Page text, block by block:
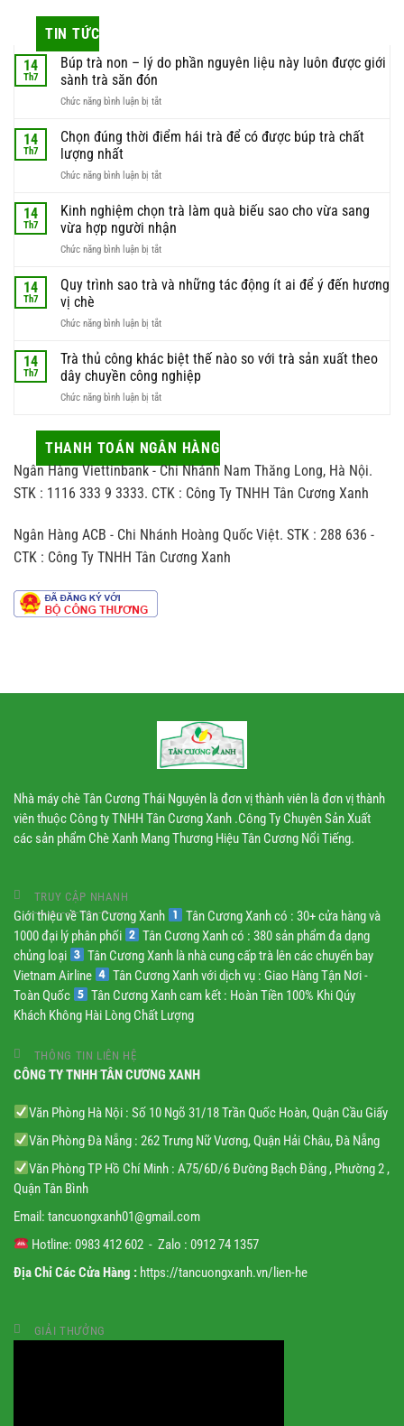
TIN TỨC
14
Th7
Búp trà non – lý do phần nguyên liệu này luôn được giới
sành trà săn đón
Chức năng bình luận bị tắtở
trà
lý
phần
nguyên
liệu
này
được
đón
14
Th7
Chọn đúng thời điểm hái trà để có được búp trà chất
lượng nhất
Chức năng bình luận bị tắtở
đúng
thời
điểm
hái
để
búp
chất
lượng
14
Th7
Kinh nghiệm chọn trà làm quà biếu sao cho vừa sang
vừa hợp người nhận
Chức năng bình luận bị tắtở
nghiệm
làm
biếu
sao
cho
vừa
vừa
hợp
người
nhận
14
Th7
Quy trình sao trà và những tác động ít ai để ý đến hương
vị chè
Chức năng bình luận bị tắtở
trình
trà
và
tác
động
ai
để
hương
vị
14
Th7
Trà thủ công khác biệt thế nào so với trà sản xuất theo
dây chuyền công nghiệp
Chức năng bình luận bị tắtở
công
biệt
thế
với
trà
sản
THANH TOÁN NGÂN HÀNG
Ngân Hàng Viettinbank - Chi Nhánh Nam Thăng Long, Hà Nội.
STK : 1116 333 9 3333. CTK : Công Ty TNHH Tân Cương Xanh
Ngân Hàng ACB - Chi Nhánh Hoàng Quốc Việt. STK : 288 636 -
CTK : Công Ty TNHH Tân Cương Xanh
Nhà máy chè Tân Cương Thái Nguyên là đơn vị thành viên là đơn vị thành
viên thuộc Công ty TNHH Tân Cương Xanh .Công Ty Chuyên Sản Xuất
các sản phẩm Chè Xanh Mang Thương Hiệu Tân Cương Nổi Tiếng.
TRUY CẬP NHANH
Giới thiệu về Tân Cương Xanh
Tân Cương Xanh có : 30+ cửa hàng và
1000 đại lý phân phối
Tân Cương Xanh có : 380 sản phẩm đa dạng
chủng loại
Tân Cương Xanh là nhà cung cấp trà lên các chuyến bay
Vietnam Airline
Tân Cương Xanh với dịch vụ : Giao Hàng Tận Nơi -
Toàn Quốc
Tân Cương Xanh cam kết : Hoàn Tiền 100% Khi Qúy
Khách Không Hài Lòng Chất Lượng
THÔNG TIN LIÊN HỆ
CÔNG TY TNHH TÂN CƯƠNG XANH
Văn Phòng Hà Nội : Số 10 Ngõ 31/18 Trần Quốc Hoàn, Quận Cầu Giấy
Văn Phòng Đà Nẵng : 262 Trưng Nữ Vương, Quận Hải Châu, Đà Nẵng
Văn Phòng TP Hồ Chí Minh : A75/6D/6 Đường Bạch Đằng , Phường 2 ,
Quận Tân Bình
Email: tancuongxanh01@gmail.com
Hotline: 0983 412 602 - Zalo : 0912 74 1357
Địa Chỉ Các Cửa Hàng : https://tancuongxanh.vn/lien-he
GIẢI THƯỞNG